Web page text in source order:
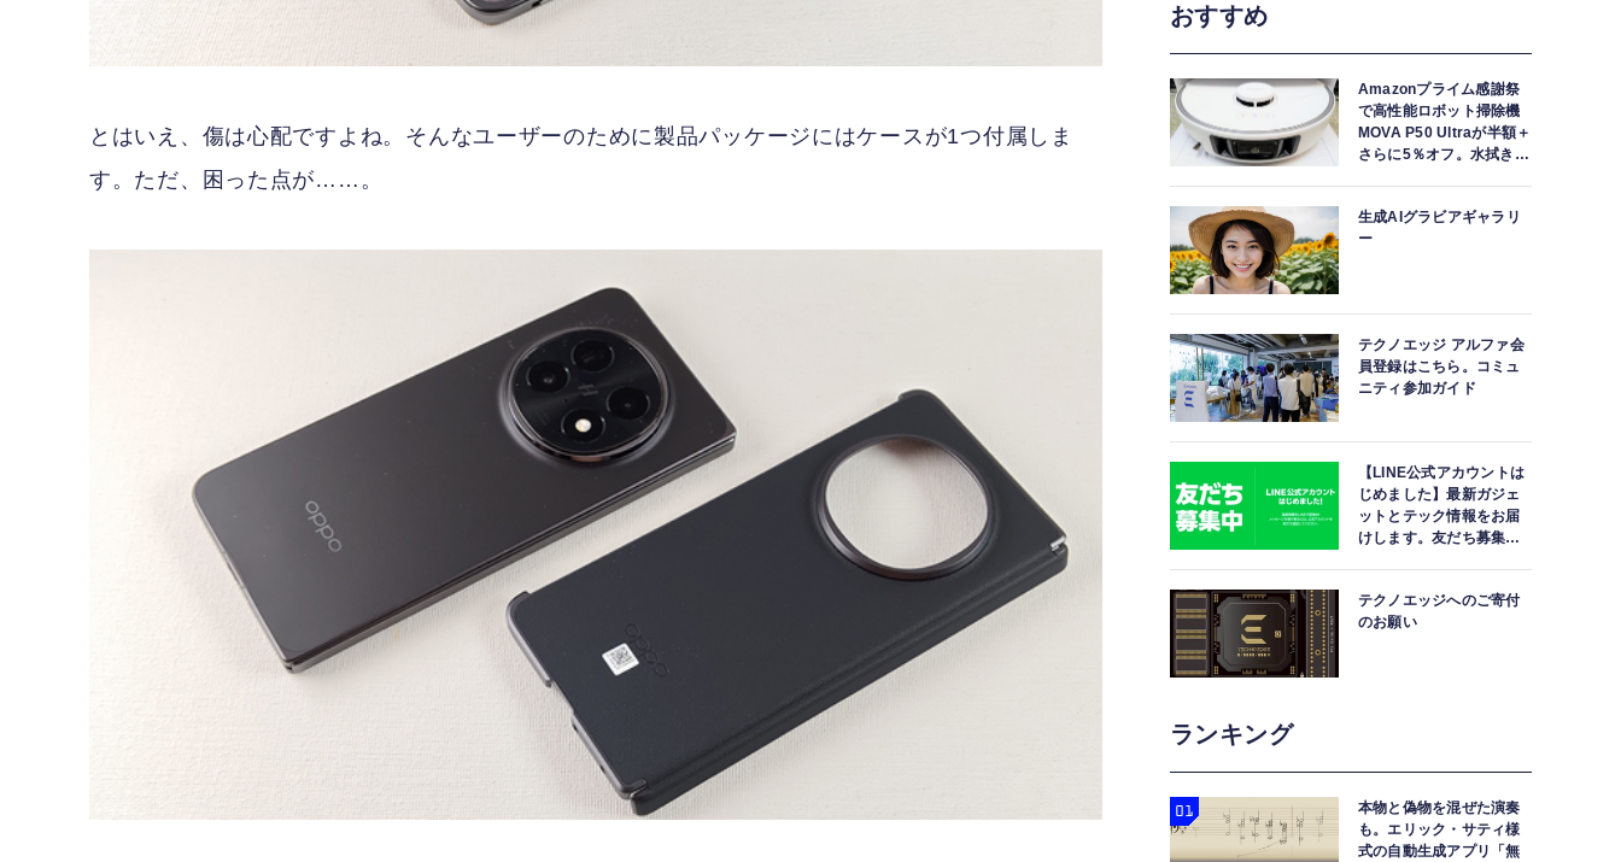
とはいえ、傷は心配ですよね。そんなユーザーのために製品パッケージにはケースが1つ付属しま
す。ただ、困った点が……。
おすすめ
Amazonプライム感謝祭
で高性能ロボット掃除機
MOVA P50 Ultraが半額＋
さらに5％オフ。水拭きモ
生成AIグラビアギャラリ
ー
テクノエッジ アルファ会
員登録はこちら。コミュ
ニティ参加ガイド
【LINE公式アカウントは
じめました】最新ガジェ
ットとテック情報をお届
けします。友だち募集
テクノエッジへのご寄付
のお願い
ランキング
本物と偽物を混ぜた演奏
も。エリック・サティ様
式の自動生成アプリ「無